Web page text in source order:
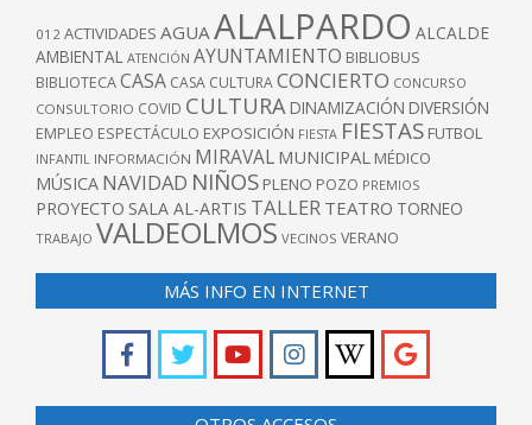
012 ACTIVIDADES AGUA ALALPARDO ALCALDE
AMBIENTAL ATENCIÓN AYUNTAMIENTO BIBLIOBUS
BIBLIOTECACASA CASA CULTURACONCIERTO CONCURSO
CONSULTORIO COVID CULTURA DINAMIZACIÓN DIVERSIÓN
EMPLEO ESPECTÁCULO EXPOSICIÓN FIESTA FIESTAS FUTBOL
INFANTIL INFORMACIÓN MIRAVAL MUNICIPAL MÉDICO
MÚSICA NAVIDAD NIÑOS PLENO POZO PREMIOS
PROYECTO SALA AL-ARTIS TALLER TEATRO TORNEO
TRABAJO VALDEOLMOS VECINOS VERANO
MÁS INFO EN INTERNET